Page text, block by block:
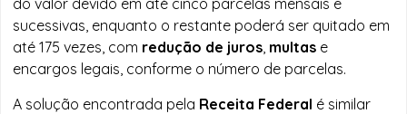
do valor devido em até cinco parcelas mensais e
sucessivas, enquanto o restante poderá ser quitado em
até 175 vezes, com redução de juros, multas e
encargos legais, conforme o número de parcelas.
A solução encontrada pela Receita Federal é similar